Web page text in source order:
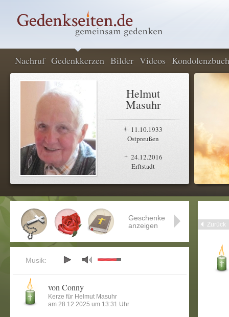
Nachruf Gedenkkerzen Bilder Videos Kondolenzbuch
Helmut
Masuhr
11.10.1933
Ostpreußen
-
24.12.2016
Erftstadt
Zurück
Geschenke
anzeigen
Musik:
von Conny
Kerze für Helmut Masuhr
am 28.12.2025 um 13:31 Uhr